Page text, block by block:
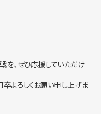
を、ぜひ応援していただけ
よろしくお願い申し上げま